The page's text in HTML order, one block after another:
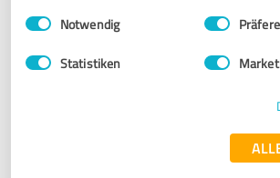
Impressum Datenschutzbestimmungen
Einwilligungsauswahl
Notwendig
Statistiken
Schlussabnahme sehr gut zufrieden.
Dank.
Originaltext anzeigen